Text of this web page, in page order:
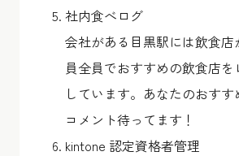
社内食べログ
会社がある目黒駅には飲食
員全員でおすすめの飲食店
しています。あなたのおす
コメント待ってます！
kintone 認定資格者管理